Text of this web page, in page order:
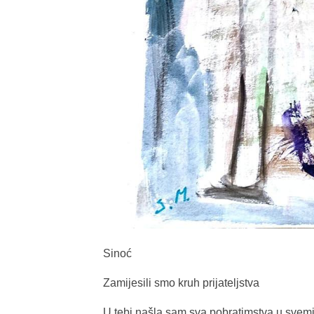
Sinoć
Zamijesili smo kruh prijateljstva